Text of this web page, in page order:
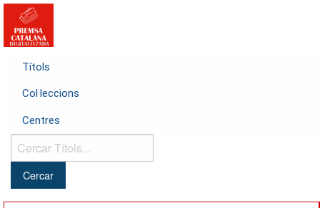
Títols
Col·leccions
Centres
Cercar
Títols...